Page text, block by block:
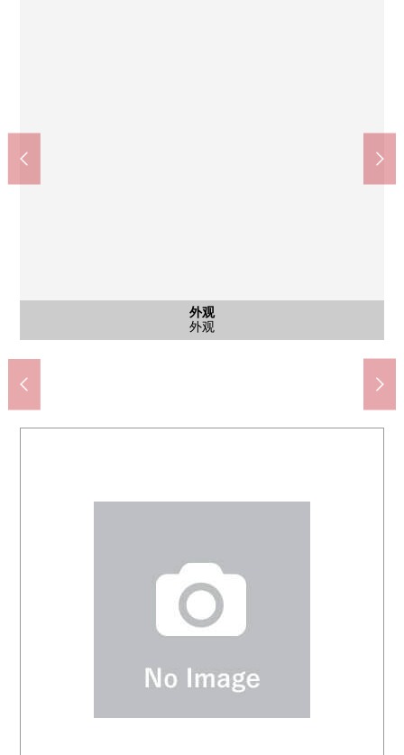
外观
外观
外观
外观
入口
入口
Peacock Store三轩茶屋之杜店(约30m)
Mybasket三轩茶屋商店(约370m)
7-Eleven上马5丁目商店(约220m)
NATURAL LAWSON若林1丁目商店(约280m)
doraggupapasu若林商店(约440m)
世田谷若林4邮局(约680m)